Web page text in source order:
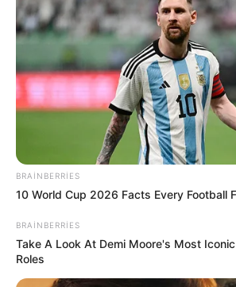
10:37 / 06 Avqust 2026
Alimlər həyəcan təbili çalır:
köçü böyük
BRAINBERRIES
10 World Cup 2026 Facts Every Football
BRAINBERRIES
Take A Look At Demi Moore's Most
Roles